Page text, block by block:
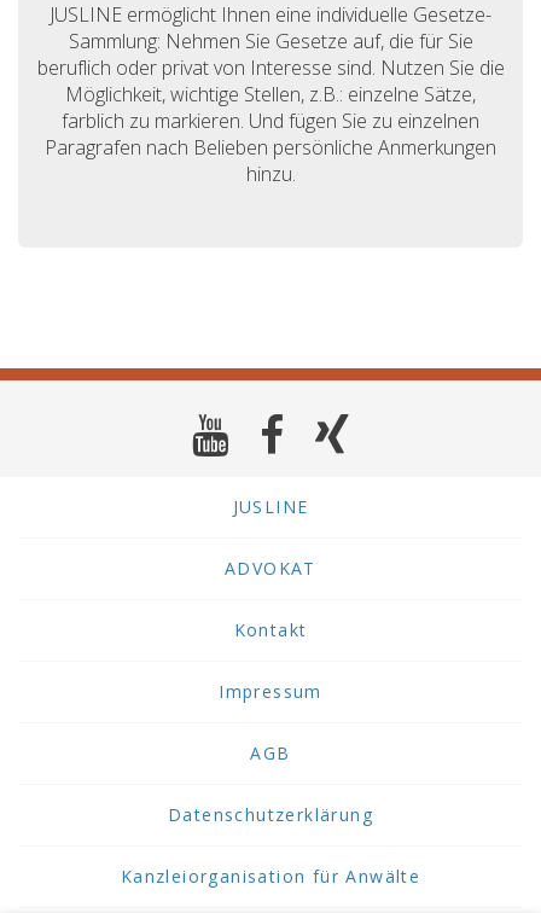
JUSLINE ermöglicht Ihnen eine individuelle Gesetze-
Sammlung: Nehmen Sie Gesetze auf, die für Sie
beruflich oder privat von Interesse sind. Nutzen Sie die
Möglichkeit, wichtige Stellen, z.B.: einzelne Sätze,
farblich zu markieren. Und fügen Sie zu einzelnen
Paragrafen nach Belieben persönliche Anmerkungen
hinzu.
JUSLINE
ADVOKAT
Kontakt
Impressum
AGB
Datenschutzerklärung
Kanzleiorganisation für Anwälte